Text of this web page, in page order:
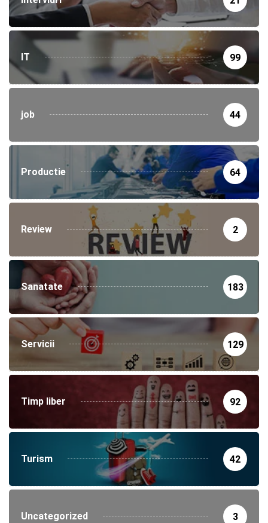
IT 99
job 44
Productie 64
Review 2
Sanatate 183
Servicii 129
Timp liber 92
Turism 42
Uncategorized 3